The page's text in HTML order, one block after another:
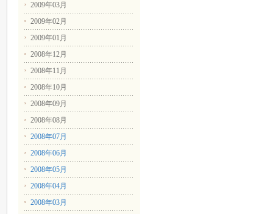
2009年03月
2009年02月
2009年01月
2008年12月
2008年11月
2008年10月
2008年09月
2008年08月
2008年07月
2008年06月
2008年05月
2008年04月
2008年03月